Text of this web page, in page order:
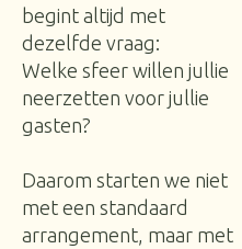
begint altijd met
dezelfde vraag:
Welke sfeer willen jullie
neerzetten voor jullie
gasten?
Daarom starten we niet
met een standaard
arrangement, maar met